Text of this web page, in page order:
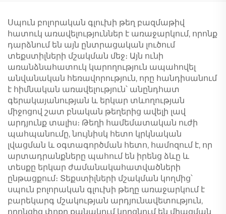
Սպուն բոլորական գլուխի թեղ բազմաթիվ
հատուկ առավելություններ է առաջարկում, որոնք
դարձնում են այն ընտրացական լուծում
տեքստիլների մշակման մեջ։ Այն ունի
առանձնահատուկ կարողություն ապահովել
անվանական հեռավորություն, որը հանդիսանում
է հիմնական առավելություն՝ անընդհատ
գերակայանության և երկար տևողության
միջոցով շատ բնական թեղերից ավելի լավ
արդյունք տալիս։ Թեղի համեմատական ուժի
պահպանումը, նույնիսկ հետո կրկնական
լվացման և օգտագործման հետո, համոզում է, որ
արտադրանքները պահում են իրենց ձևը և
տեսքը երկար ժամանակահատվածների
ընթացքում։ Տեքստիլների մշակման կողմից՝
սպուն բոլորական գլուխի թեղը առաջարկում է
բարեկարգ մշակության արդյունավետություն,
որոնցից փոքր քանակում կորցնում են միացման